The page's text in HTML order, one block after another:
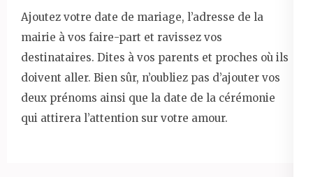
Ajoutez votre date de mariage, l’adresse de la
mairie à vos faire-part et ravissez vos
destinataires. Dites à vos parents et proches où ils
doivent aller. Bien sûr, n’oubliez pas d’ajouter vos
deux prénoms ainsi que la date de la cérémonie
qui attirera l’attention sur votre amour.